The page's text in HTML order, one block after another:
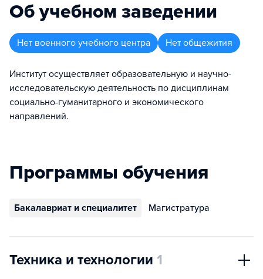
Об учебном заведении
Нет военного учебного центра Нет общежития
Институт осуществляет образовательную и научно-
исследовательскую деятельность по дисциплинам
социально-гуманитарного и экономического
направлений.
Программы обучения
Бакалавриат и специалитет Магистратура
Техника и технологии 1